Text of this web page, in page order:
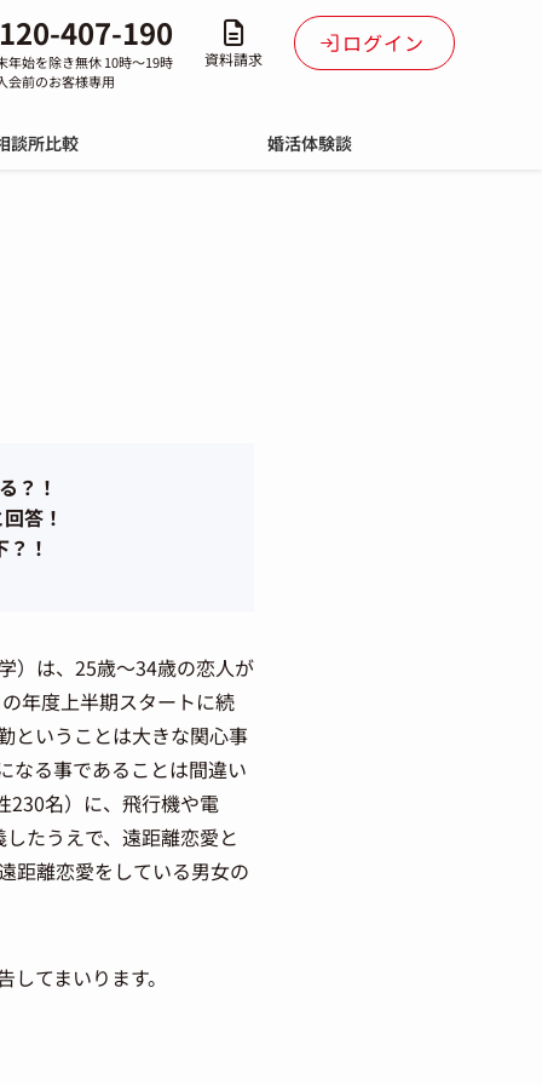
407-190
年始を除き無休 10時～19時
会前のお客様専用
資料請求
ログイン
談所比較 婚活体験談
？！
答！
！
）は、25歳～34歳の恋人が
年度上半期スタートに続
ということは大きな関心事
なる事であることは間違い
230名）に、飛行機や電
たうえで、遠距離恋愛と
距離恋愛をしている男女の
てまいります。